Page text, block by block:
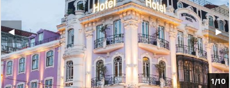
1/10
▶︎
◀︎